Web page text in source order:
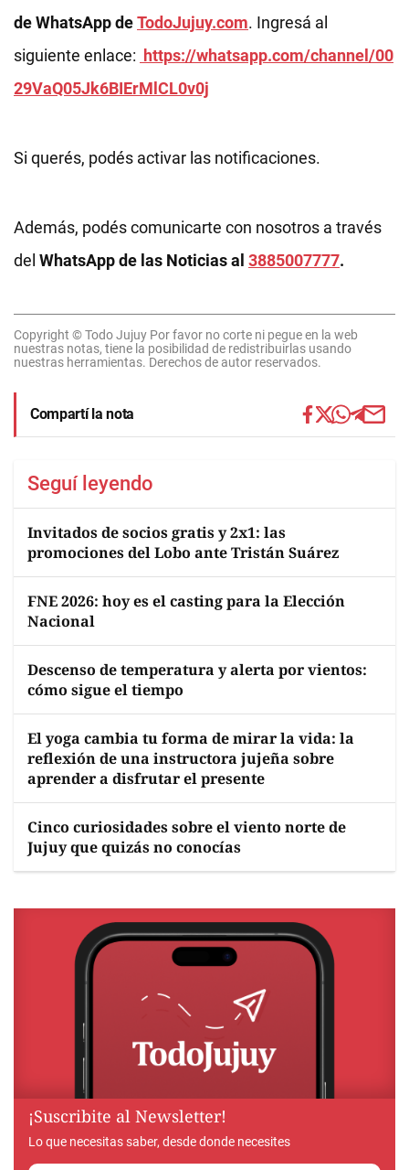
de WhatsApp deTodoJujuy.com. Ingresá al
siguiente enlace: https://whatsapp.com/channel/00
29VaQ05Jk6BIErMlCL0v0j
Si querés, podés activar las notificaciones.
Además, podés comunicarte con nosotros a través
del WhatsApp de las Noticias al 3885007777.
Copyright © Todo Jujuy Por favor no corte ni pegue en la web
nuestras notas, tiene la posibilidad de redistribuirlas usando
nuestras herramientas. Derechos de autor reservados.
Compartí la nota
Seguí leyendo
Invitados de socios gratis y 2x1: las
promociones del Lobo ante Tristán Suárez
FNE 2026: hoy es el casting para la Elección
Nacional
Descenso de temperatura y alerta por vientos:
cómo sigue el tiempo
El yoga cambia tu forma de mirar la vida: la
reflexión de una instructora jujeña sobre
aprender a disfrutar el presente
Cinco curiosidades sobre el viento norte de
Jujuy que quizás no conocías
¡Suscribite al Newsletter!
Lo que necesitas saber, desde donde necesites